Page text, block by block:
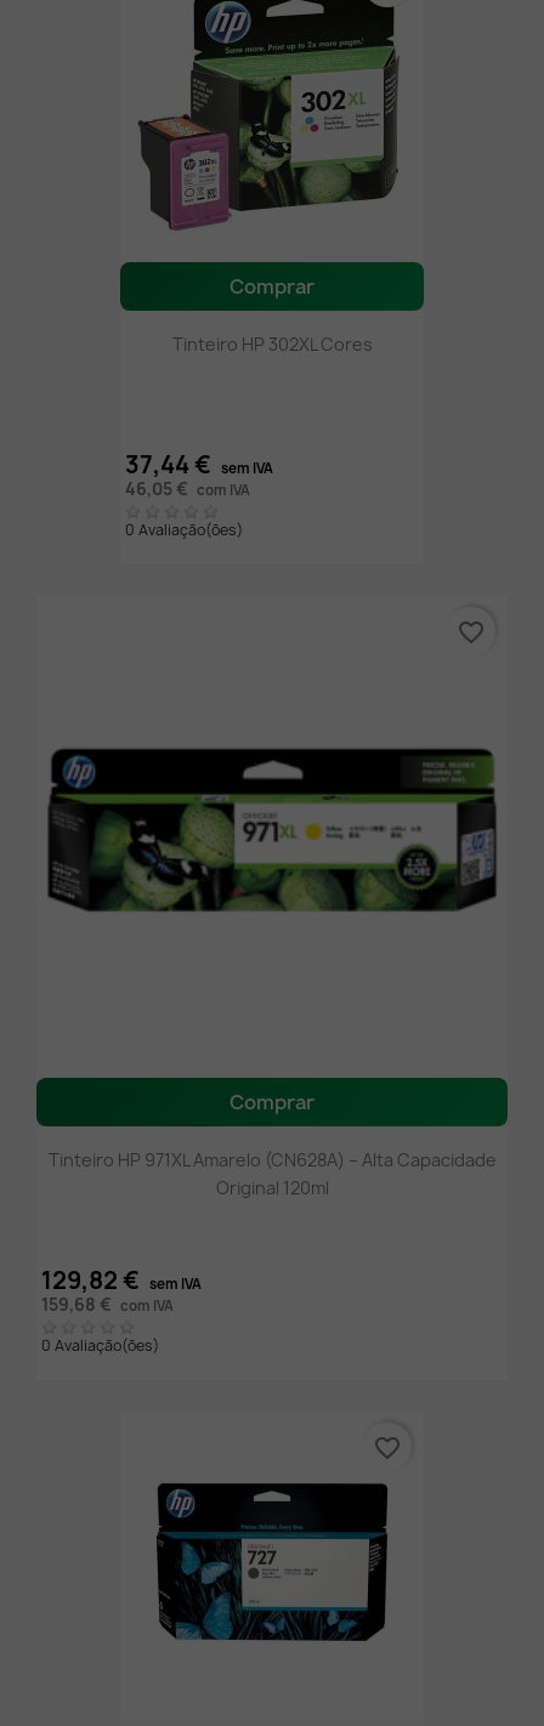
Comprar
Tinteiro HP 302XL Cores
37,44 € sem IVA
46,05 € com IVA
0 Avaliação(ões)
Comprar
Tinteiro HP 971XL Amarelo (CN628A) – Alta Capacidade
Original 120ml
129,82 € sem IVA
159,68 € com IVA
0 Avaliação(ões)
favorite_border
favorite_border